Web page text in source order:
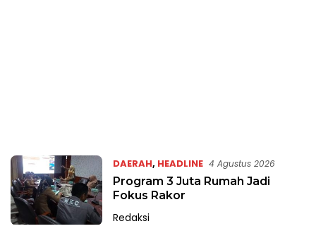
DAERAH, HEADLINE 4 Agustus 2026
Program 3 Juta Rumah Jadi
Fokus Rakor
Redaksi